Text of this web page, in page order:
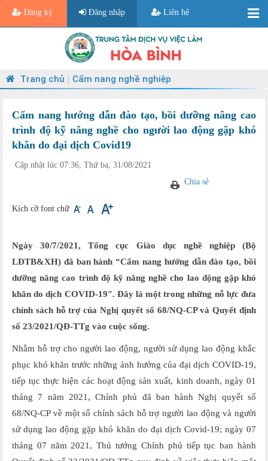
Đăng ký Đăng nhập Liên hệ
Trang chủ Cẩm nang nghề nghiệp
Cẩm nang hướng dẫn đào tạo, bồi dưỡng nâng cao
trình độ kỹ năng nghề cho người lao động gặp khó
khăn do đại dịch Covid19
Cập nhật lúc 07:36, Thứ ba, 31/08/2021
Chia sẻ
Kích cỡ font chữ
Ngày 30/7/2021, Tổng cục Giáo dục nghề nghiệp (Bộ
LĐTB&XH) đã ban hành “Cẩm nang hướng dẫn đào tạo, bồi
dưỡng nâng cao trình độ kỹ năng nghề cho lao động gặp khó
khăn do dịch COVID-19″. Đây là một trong những nỗ lực đưa
chính sách hỗ trợ của Nghị quyết số 68/NQ-CP và Quyết định
số 23/2021/QĐ-TTg vào cuộc sống.
Nhằm hỗ trợ cho người lao động, người sử dụng lao động khắc
phục khó khăn trước những ảnh hưởng của đại dịch COVID-19,
tiếp tục thực hiện các hoạt động sản xuất, kinh doanh, ngày 01
tháng 7 năm 2021, Chính phủ đã ban hành Nghị quyết số
68/NQ-CP về một số chính sách hỗ trợ người lao động và người
sử dụng lao động gặp khó khăn do đại dịch Covid-19; ngày 07
tháng 07 năm 2021, Thủ tướng Chính phủ tiếp tục ban hành